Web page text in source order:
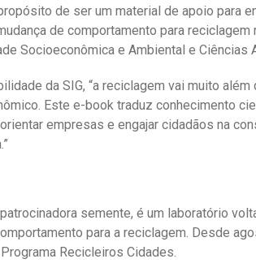
de ser um material de apoio para
de comportamento para
Socioeconômica e Ambiental e Ciências
da SIG, “a reciclagem vai muito
Este e-book traduz conhecimento
empresas e engajar cidadãos na
semente, é um laboratório
para a reciclagem. Desde
Recicleiros Cidades.